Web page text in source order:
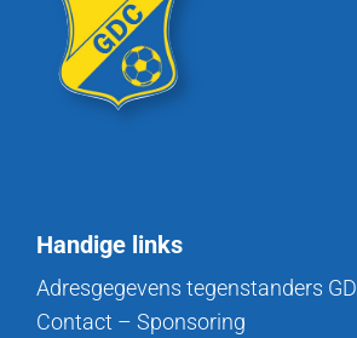
Handige links
Adresgegevens tegenstanders
Contact – Sponsoring